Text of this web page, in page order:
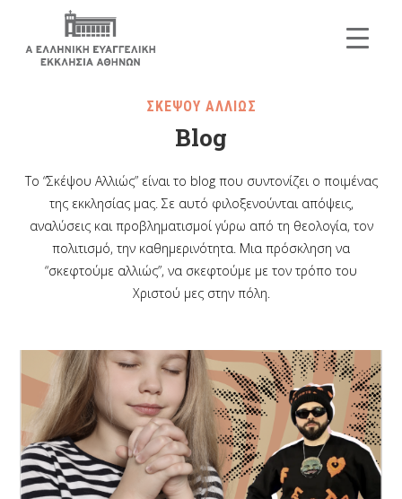
ΣΚΕΨΟΥ ΑΛΛΙΩΣ
Blog
Το “Σκέψου Αλλιώς” είναι το blog που συντονίζει ο ποιμένας
της εκκλησίας μας. Σε αυτό φιλοξενούνται απόψεις,
αναλύσεις και προβληματισμοί γύρω από τη θεολογία, τον
πολιτισμό, την καθημερινότητα. Μια πρόσκληση να
“σκεφτούμε αλλιώς”, να σκεφτούμε με τον τρόπο του
Χριστού μες στην πόλη.